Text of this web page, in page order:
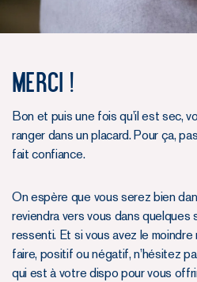
Merci !
Bon et puis une fois qu’il est sec,
ranger dans un placard. Pour ça,
fait confiance.
On espère que vous serez bien
reviendra vers vous dans quelques
ressenti. Et si vous avez le moindre
faire, positif ou négatif, n’hésitez
qui est à votre dispo pour vous